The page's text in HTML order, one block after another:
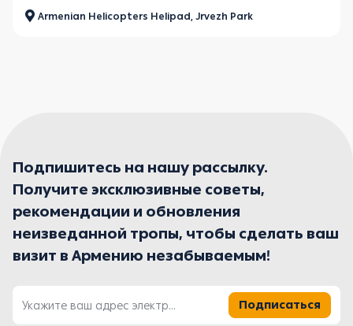
Armenian Helicopters Helipad, Jrvezh Park
Подпишитесь на нашу рассылку.
Получите эксклюзивные советы,
рекомендации и обновления
неизведанной тропы, чтобы сделать ваш
визит в Армению незабываемым!
Подписаться